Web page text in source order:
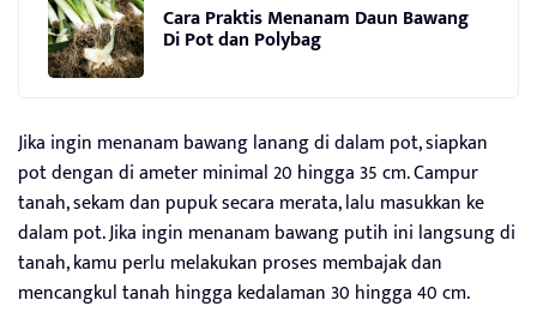
Cara Praktis Menanam Daun Bawang
Di Pot dan Polybag
Jika ingin menanam bawang lanang di dalam pot, siapkan
pot dengan di ameter minimal 20 hingga 35 cm. Campur
tanah, sekam dan pupuk secara merata, lalu masukkan ke
dalam pot. Jika ingin menanam bawang putih ini langsung di
tanah, kamu perlu melakukan proses membajak dan
mencangkul tanah hingga kedalaman 30 hingga 40 cm.